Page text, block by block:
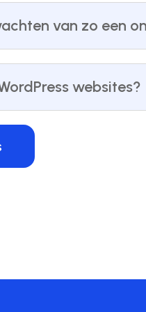
van zo een
websites?